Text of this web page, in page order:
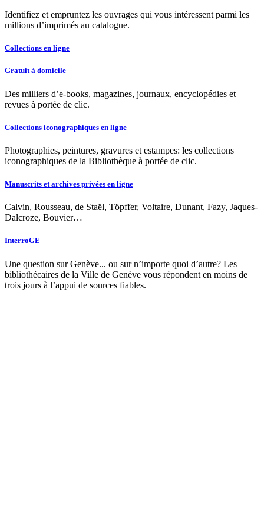
Identifiez et empruntez les ouvrages qui vous intéressent parmi les
millions d’imprimés au catalogue.
Collections en ligne
Gratuit à domicile
Des milliers d’e-books, magazines, journaux, encyclopédies et
revues à portée de clic.
Collections iconographiques en ligne
Photographies, peintures, gravures et estampes: les collections
iconographiques de la Bibliothèque à portée de clic.
Manuscrits et archives privées en ligne
Calvin, Rousseau, de Staël, Töpffer, Voltaire, Dunant, Fazy, Jaques-
Dalcroze, Bouvier…
InterroGE
Une question sur Genève... ou sur n’importe quoi d’autre? Les
bibliothécaires de la Ville de Genève vous répondent en moins de
trois jours à l’appui de sources fiables.